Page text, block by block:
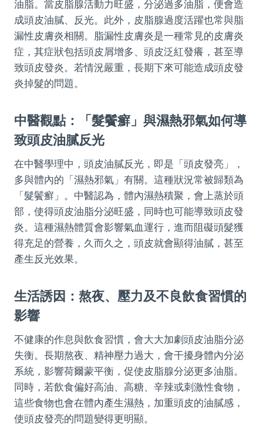
油脂。當皮脂腺活動力旺盛，分泌過多油脂，便會造
成頭皮油膩、反光。此外，皮脂腺過度活躍也常與脂
漏性皮膚炎相關。脂漏性皮膚炎是一種常見的皮膚炎
症，其症狀包括頭皮屑增多、頭皮泛紅發癢，甚至導
致頭皮發炎。若情況嚴重，長期下來可能造成頭皮發
炎掉髮的問題。
中醫觀點：「髮鬢癬」與濕熱邪氣如何導
致頭皮油膩反光
在中醫學理中，頭皮油膩反光，即是「頭皮發亮」，
多與體內的「濕熱邪氣」有關。這種狀況常被歸類為
「髮鬢癬」。中醫認為，體內濕熱積聚，會上蒸於頭
部，使得頭皮油脂分泌旺盛，同時也可能導致頭皮發
炎。這種濕熱體質會影響氣血運行，進而阻礙頭髮獲
得充足的營養，久而久之，頭皮就會顯得油膩，甚至
產生反光效果。
生活誘因：熬夜、壓力及不良飲食習慣的
影響
不健康的作息與飲食習慣，會大大加劇頭皮油脂分泌
失衡。長期熬夜、精神壓力過大，會干擾身體內分泌
系統，影響荷爾蒙平衡，促使皮脂腺分泌更多油脂。
同時，若飲食偏好高油、高糖、辛辣或刺激性食物，
這些食物也會在體內產生濕熱，加重頭皮的油膩感，
使頭皮發亮的問題變得更明顯。